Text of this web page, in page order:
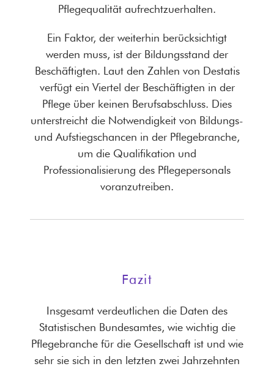
Pflegequalität aufrechtzuerhalten.
Ein Faktor, der weiterhin berücksichtigt
werden muss, ist der Bildungsstand der
Beschäftigten. Laut den Zahlen von Destatis
verfügt ein Viertel der Beschäftigten in der
Pflege über keinen Berufsabschluss. Dies
unterstreicht die Notwendigkeit von Bildungs-
und Aufstiegschancen in der Pflegebranche,
um die Qualifikation und
Professionalisierung des Pflegepersonals
voranzutreiben.
Fazit
Insgesamt verdeutlichen die Daten des
Statistischen Bundesamtes, wie wichtig die
Pflegebranche für die Gesellschaft ist und wie
sehr sie sich in den letzten zwei Jahrzehnten